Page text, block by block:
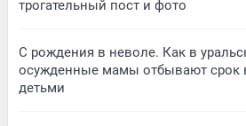
трогательный пост и фото
С рождения в неволе. Как в
осужденные мамы отбывают срок
детьми